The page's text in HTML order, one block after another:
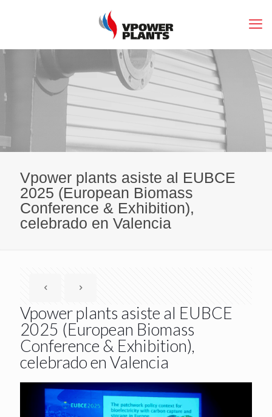
Vpower plants asiste al EUBCE
2025 (European Biomass
Conference & Exhibition),
celebrado en Valencia
Vpower plants asiste al EUBCE
2025 (European Biomass
Conference & Exhibition),
celebrado en Valencia